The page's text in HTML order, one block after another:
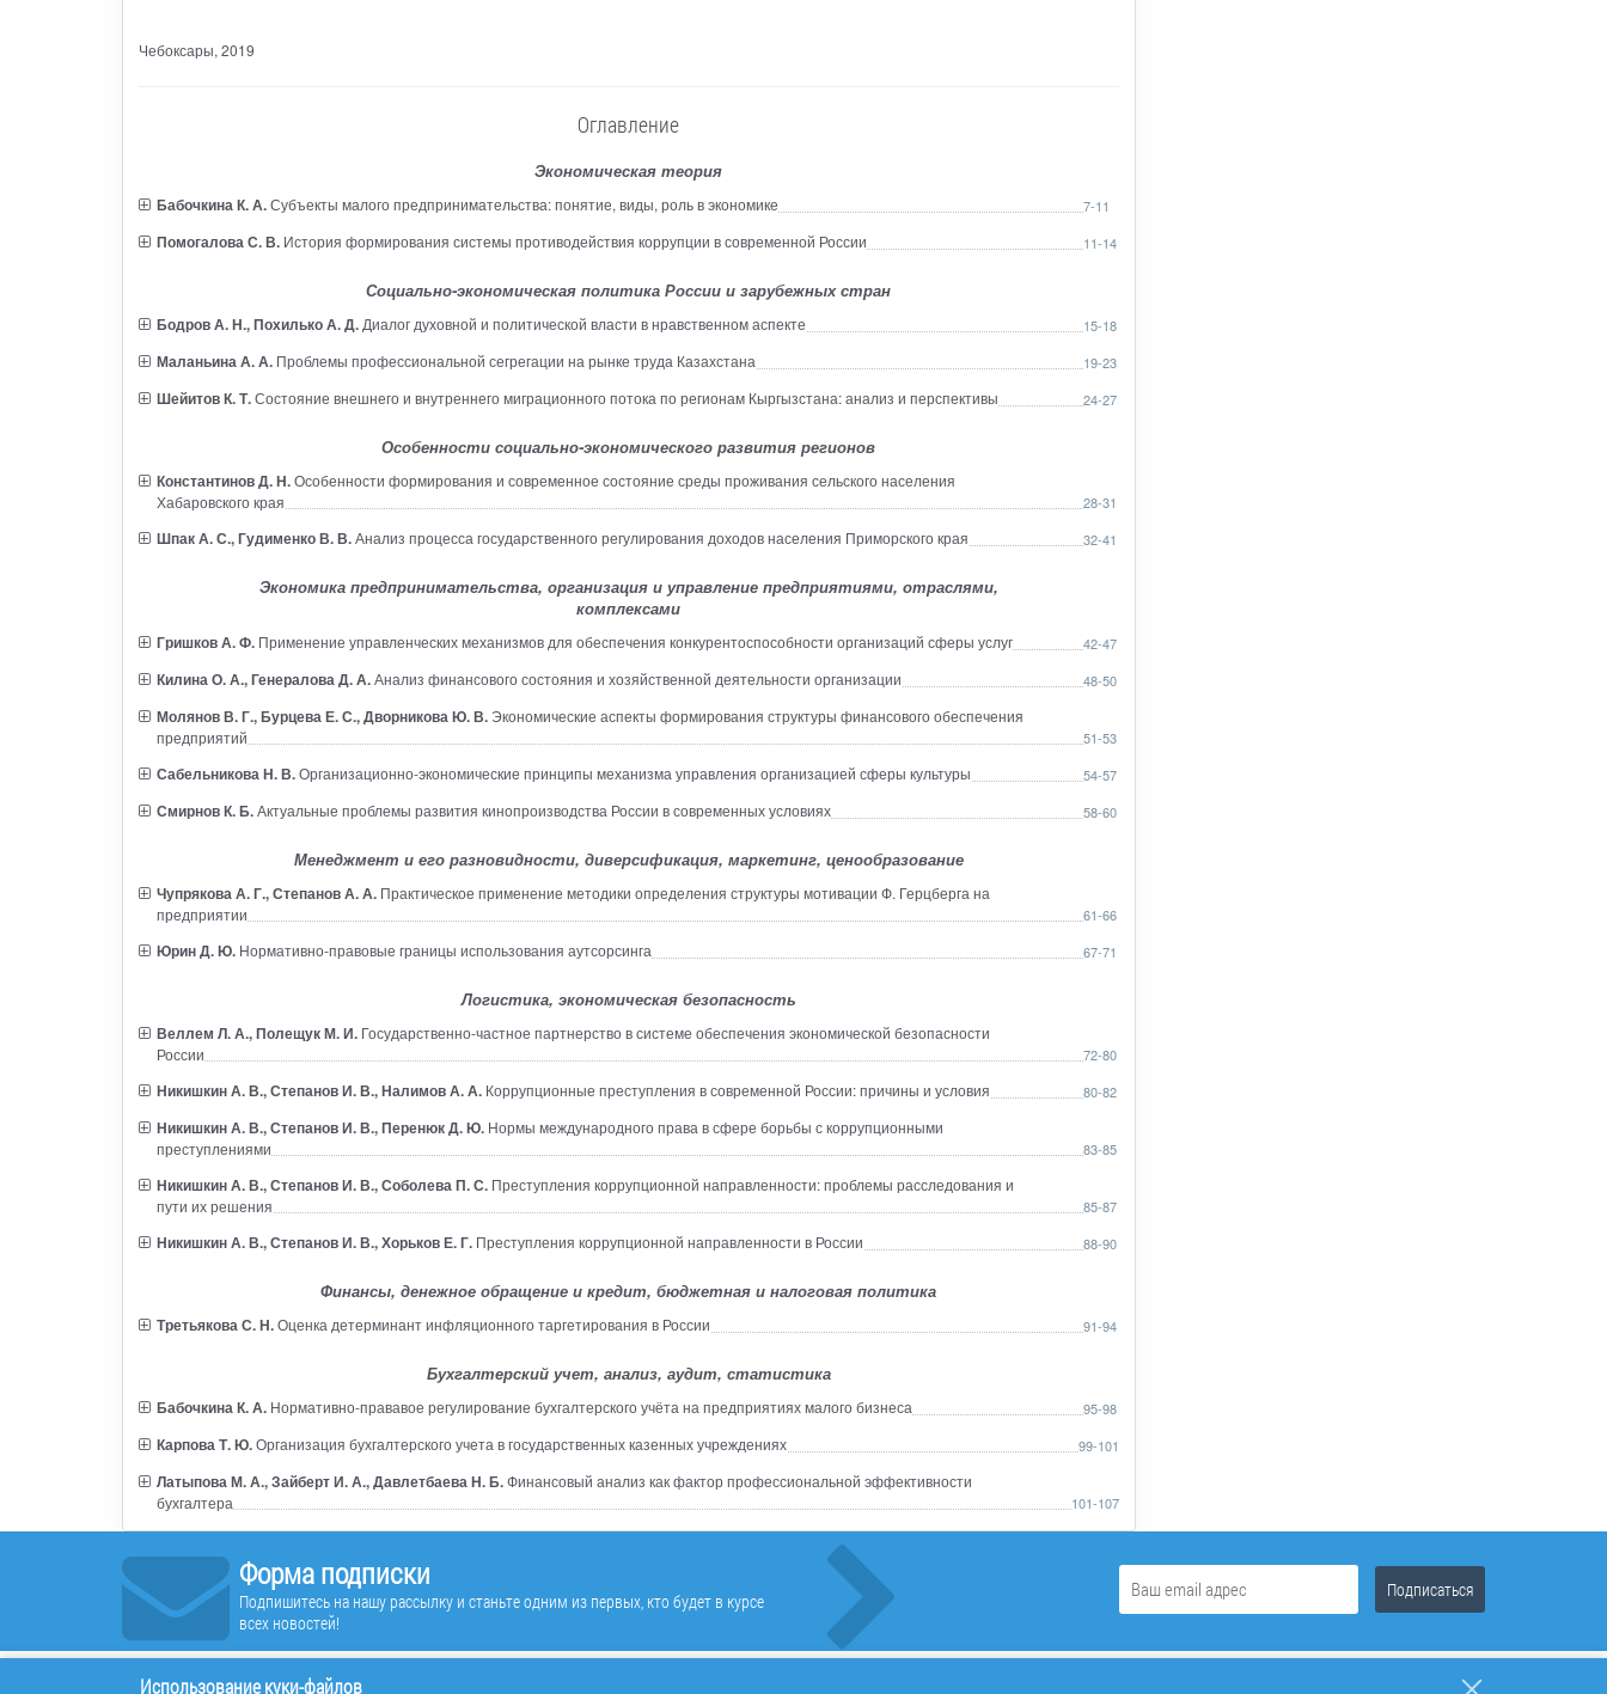
Чебоксары, 2019
Оглавление
Экономическая теория
Бабочкина К. А.Субъекты малого предпринимательства: понятие, виды, роль в экономике 7-11
Помогалова С. В.История формирования системы противодействия коррупции в современной России 11-14
Социально-экономическая политика России и зарубежных стран
Бодров А. Н., Похилько А. Д.Диалог духовной и политической власти в нравственном аспекте 15-18
Маланьина А. А.Проблемы профессиональной сегрегации на рынке труда Казахстана 19-23
Шейитов К. Т.Состояние внешнего и внутреннего миграционного потока по регионам Кыргызстана: анализ и перспективы 24-27
Особенности социально-экономического развития регионов
Константинов Д. Н.Особенности формирования и современное состояние среды проживания сельского населения
Хабаровского края
28-31
Шпак А. С., Гудименко В. В.Анализ процесса государственного регулирования доходов населения Приморского края 32-41
Экономика предпринимательства, организация и управление предприятиями, отраслями,
комплексами
Гришков А. Ф.Применение управленческих механизмов для обеспечения конкурентоспособности организаций сферы услуг 42-47
Килина О. А., Генералова Д. А.Анализ финансового состояния и хозяйственной деятельности организации 48-50
Молянов В. Г., Бурцева Е. С., Дворникова Ю. В.Экономические аспекты формирования структуры финансового обеспечения
предприятий
51-53
Сабельникова Н. В.Организационно-экономические принципы механизма управления организацией сферы культуры 54-57
Смирнов К. Б.Актуальные проблемы развития кинопроизводства России в современных условиях 58-60
Менеджмент и его разновидности, диверсификация, маркетинг, ценообразование
Чупрякова А. Г., Степанов А. А.Практическое применение методики определения структуры мотивации Ф. Герцберга на
предприятии
61-66
Юрин Д. Ю.Нормативно-правовые границы использования аутсорсинга 67-71
Логистика, экономическая безопасность
Веллем Л. А., Полещук М. И.Государственно-частное партнерство в системе обеспечения экономической безопасности
России
72-80
Никишкин А. В., Степанов И. В., Налимов А. А.Коррупционные преступления в современной России: причины и условия 80-82
Никишкин А. В., Степанов И. В., Перенюк Д. Ю.Нормы международного права в сфере борьбы с коррупционными
преступлениями
83-85
Никишкин А. В., Степанов И. В., Соболева П. С.Преступления коррупционной направленности: проблемы расследования и
пути их решения
85-87
Никишкин А. В., Степанов И. В., Хорьков Е. Г.Преступления коррупционной направленности в России 88-90
Финансы, денежное обращение и кредит, бюджетная и налоговая политика
Третьякова С. Н.Оценка детерминант инфляционного таргетирования в России 91-94
Бухгалтерский учет, анализ, аудит, статистика
Бабочкина К. А.Нормативно-прававое регулирование бухгалтерского учёта на предприятиях малого бизнеса 95-98
Карпова Т. Ю.Организация бухгалтерского учета в государственных казенных учреждениях 99-101
Латыпова М. А., Зайберт И. А., Давлетбаева Н. Б.Финансовый анализ как фактор профессиональной эффективности
бухгалтера
101-107
Форма подписки
Подпишитесь на нашу рассылку и станьте одним из первых, кто будет в курсе
всех новостей!
Использование куки-файлов